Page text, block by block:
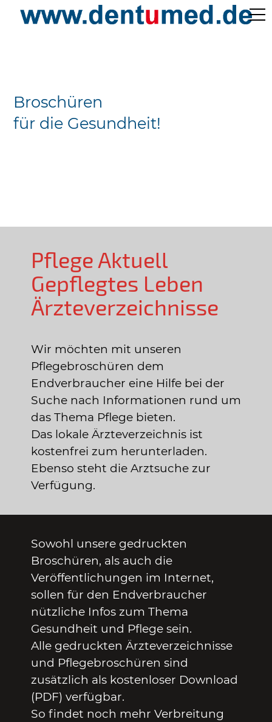
Ärzteverzeichnisse
Broschüren
für die Gesundheit!
Pflege Aktuell
Gepflegtes Leben
Ärzteverzeichnisse
Wir möchten mit unseren
Pflegebroschüren dem
Endverbraucher eine Hilfe bei der
Suche nach Informationen rund um
das Thema Pflege bieten.
Das lokale Ärzteverzeichnis ist
kostenfrei zum herunterladen.
Ebenso steht die Arztsuche zur
Verfügung.
Sowohl unsere gedruckten
Broschüren, als auch die
Veröffentlichungen im Internet,
sollen für den Endverbraucher
nützliche Infos zum Thema
Gesundheit und Pflege sein.
Alle gedruckten Ärzteverzeichnisse
und Pflegebroschüren sind
zusätzlich als kostenloser Download
(PDF) verfügbar.
So findet noch mehr Verbreitung